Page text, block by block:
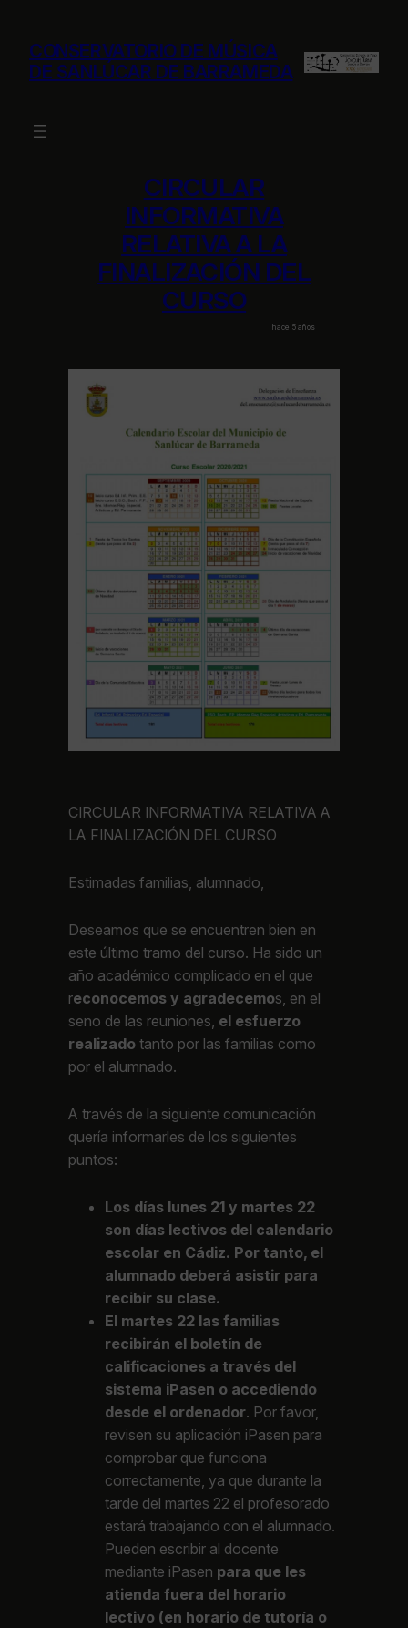
contenido
CONSERVATORIO DE MÚSICA
DE SANLÚCAR DE BARRAMEDA
CIRCULAR
INFORMATIVA
RELATIVA A LA
FINALIZACIÓN DEL
CURSO
hace 5 años
CIRCULAR INFORMATIVA RELATIVA A
LA FINALIZACIÓN DEL CURSO
Estimadas familias, alumnado,
Deseamos que se encuentren bien en
este último tramo del curso. Ha sido un
año académico complicado en el que
reconocemos y agradecemos, en el
seno de las reuniones, el esfuerzo
realizado tanto por las familias como
por el alumnado.
A través de la siguiente comunicación
quería informarles de los siguientes
puntos:
Los días lunes 21 y martes 22
son días lectivos del calendario
escolar en Cádiz. Por tanto, el
alumnado deberá asistir para
recibir su clase.
El martes 22 las familias
recibirán el boletín de
calificaciones a través del
sistema iPasen o accediendo
desde el ordenador. Por favor,
revisen su aplicación iPasen para
comprobar que funciona
correctamente, ya que durante la
tarde del martes 22 el profesorado
estará trabajando con el alumnado.
Pueden escribir al docente
mediante iPasen para que les
atienda fuera del horario
lectivo (en horario de tutoría o